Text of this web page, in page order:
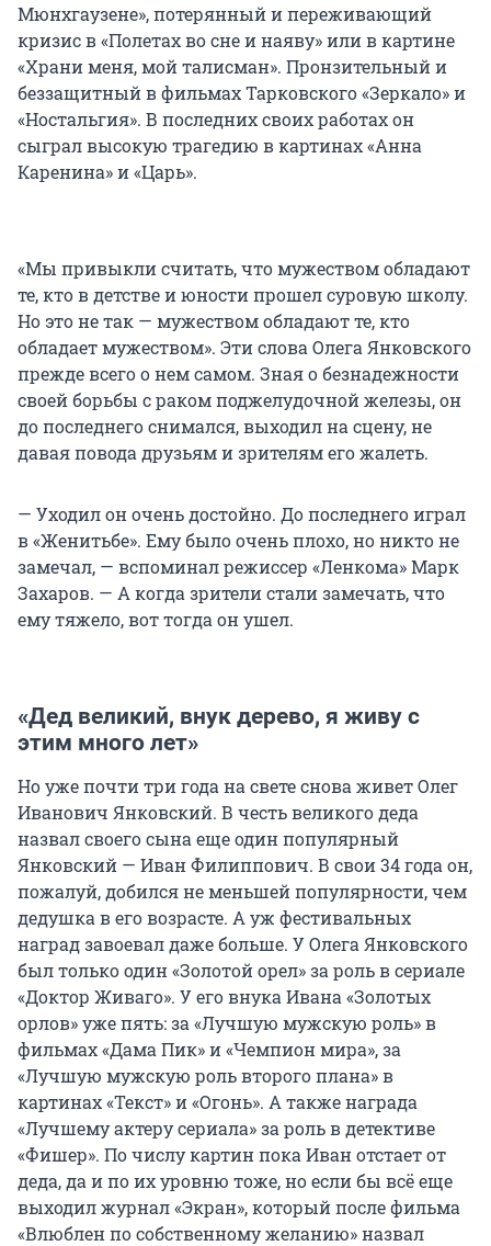
Мюнхгаузене», потерянный и переживающий
кризис в «Полетах во сне и наяву» или в картине
«Храни меня, мой талисман». Пронзительный и
беззащитный в фильмах Тарковского «Зеркало» и
«Ностальгия». В последних своих работах он
сыграл высокую трагедию в картинах «Анна
Каренина» и «Царь».
«Мы привыкли считать, что мужеством обладают
те, кто в детстве и юности прошел суровую школу.
Но это не так — мужеством обладают те, кто
обладает мужеством». Эти слова Олега Янковского
прежде всего о нем самом. Зная о безнадежности
своей борьбы с раком поджелудочной железы, он
до последнего снимался, выходил на сцену, не
давая повода друзьям и зрителям его жалеть.
— Уходил он очень достойно. До последнего играл
в «Женитьбе». Ему было очень плохо, но никто не
замечал, — вспоминал режиссер «Ленкома» Марк
Захаров. — А когда зрители стали замечать, что
ему тяжело, вот тогда он ушел.
«Дед великий, внук дерево, я живу с
этим много лет»
Но уже почти три года на свете снова живет Олег
Иванович Янковский. В честь великого деда
назвал своего сына еще один популярный
Янковский — Иван Филиппович. В свои 34 года он,
пожалуй, добился не меньшей популярности, чем
дедушка в его возрасте. А уж фестивальных
наград завоевал даже больше. У Олега Янковского
был только один «Золотой орел» за роль в сериале
«Доктор Живаго». У его внука Ивана «Золотых
орлов» уже пять: за «Лучшую мужскую роль» в
фильмах «Дама Пик» и «Чемпион мира», за
«Лучшую мужскую роль второго плана» в
картинах «Текст» и «Огонь». А также награда
«Лучшему актеру сериала» за роль в детективе
«Фишер». По числу картин пока Иван отстает от
деда, да и по их уровню тоже, но если бы всё еще
выходил журнал «Экран», который после фильма
«Влюблен по собственному желанию» назвал